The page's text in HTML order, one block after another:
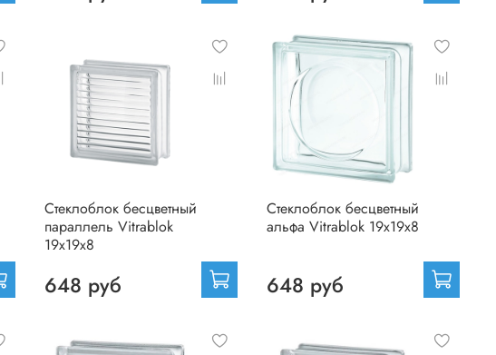
Стеклоблок бесцветный
параллель Vitrablok
19х19х8
648 руб
Стеклоблок бесцветный
альфа Vitrablok 19х19х8
648 руб